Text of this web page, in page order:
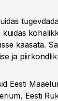
kaasata.
ja
Eesti
Eesti